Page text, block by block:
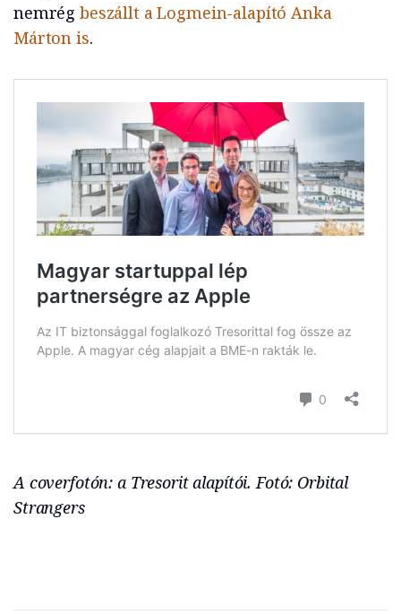
nemrég beszállt a Logmein-alapító Anka
Márton is.
A coverfotón: a Tresorit alapítói. Fotó: Orbital
Strangers